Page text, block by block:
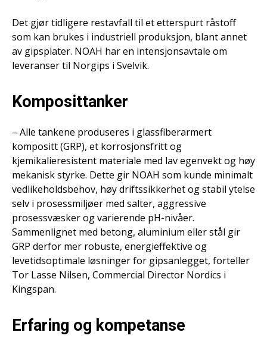
Det gjør tidligere restavfall til et etterspurt råstoff
som kan brukes i industriell produksjon, blant annet
av gipsplater. NOAH har en intensjonsavtale om
leveranser til Norgips i Svelvik.
Komposittanker
– Alle tankene produseres i glassfiberarmert
kompositt (GRP), et korrosjonsfritt og
kjemikalieresistent materiale med lav egenvekt og høy
mekanisk styrke. Dette gir NOAH som kunde minimalt
vedlikeholdsbehov, høy driftssikkerhet og stabil ytelse
selv i prosessmiljøer med salter, aggressive
prosessvæsker og varierende pH-nivåer.
Sammenlignet med betong, aluminium eller stål gir
GRP derfor mer robuste, energieffektive og
levetidsoptimale løsninger for gipsanlegget, forteller
Tor Lasse Nilsen, Commercial Director Nordics i
Kingspan.
Erfaring og kompetanse